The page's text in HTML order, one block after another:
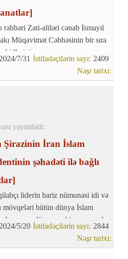
Zati-aliləri cənab İsmayıl
Müqavimət Cəbhəsinin bir sıra
qorxaqcasına
təəssüfedici bir xəbər oldu
2409
İstifadəçilərin sayı:
2024/7/31
Nəşr tarixi:
yayımladı:
Şirazinin İran İslam
şəhadəti ilə bağlı
liderin bariz nümunəsi idi və
mövqeləri bütün dünya İslam
və dünyanın bir çox məzlum
mənbəyinə çevrildi.
2844
İstifadəçilərin sayı:
2024/5/20
Nəşr tarixi: